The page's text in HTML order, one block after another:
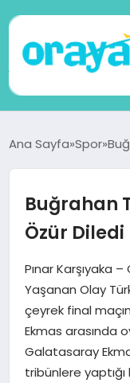
SAĞLIK
DÜNYA
TEKNOLOJI
YAŞAM
Ana Sayfa Spor
Buğrahan
Özür Diledi
Pınar Karşıyaka
Yaşanan Olay
çeyrek final
Ekmas arasında
Galatasaray
tribünlere